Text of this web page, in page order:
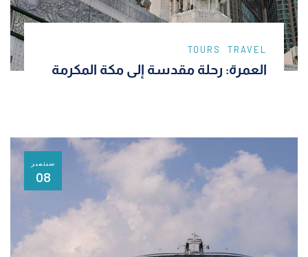
TOURS TRAVEL
العمرة: رحلة مقدسة إلى مكة المكرمة
سبتمبر
08